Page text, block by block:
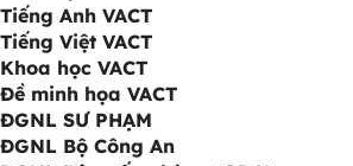
Tiếng Anh VACT
Tiếng Việt VACT
Khoa học VACT
Đề minh họa VACT
ĐGNL SƯ PHẠM
ĐGNL Bộ Công An